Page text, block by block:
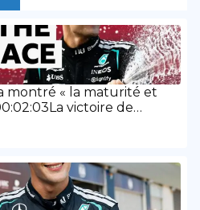
montré « la maturité et
victoire de
et l’expérience »